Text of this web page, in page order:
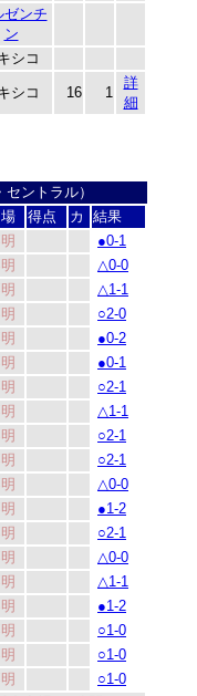
ゼンチ
ン
シコ
シコ 16 1
詳
細
ントラル）
得点 カ
結果
●0-1
△0-0
△1-1
○2-0
●0-2
●0-1
○2-1
△1-1
○2-1
○2-1
△0-0
●1-2
○2-1
△0-0
△1-1
●1-2
○1-0
○1-0
○1-0